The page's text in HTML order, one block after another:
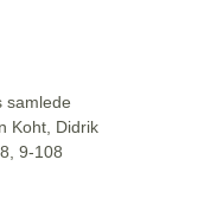
samlede
Koht, Didrik
9-108